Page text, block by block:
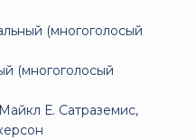
(многоголосый
(многоголосый
Е. Сатраземис,